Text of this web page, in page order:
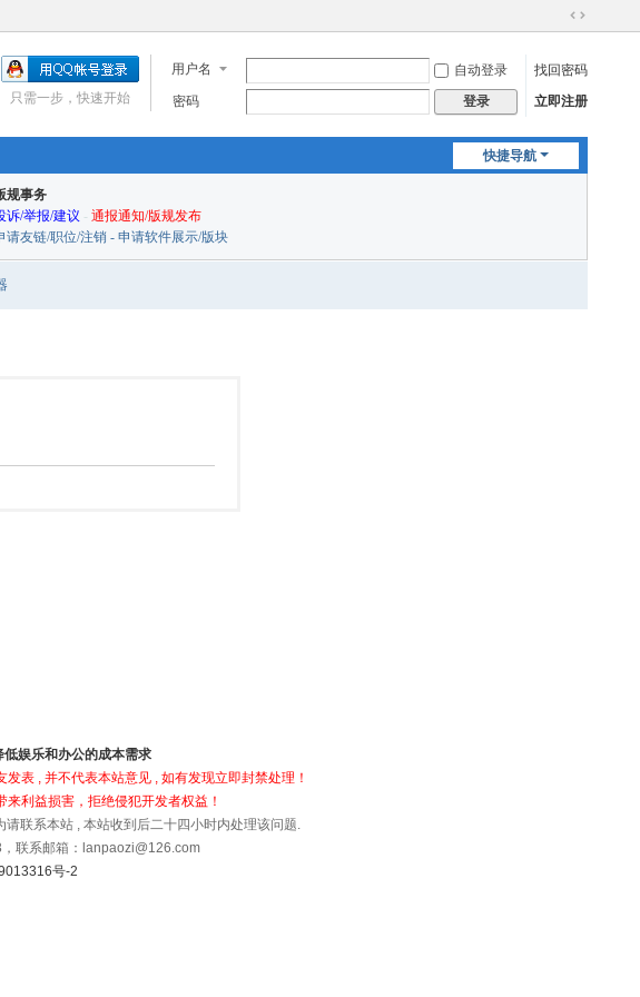
切
到
宽
用户名 自动登录
找回密码
密码
登录 立即注册
只需一步，快速开始
快捷导航
规事务
诉/举报/建议 - 通报通知/版规发布
请友链/职位/注销 - 申请软件展示/版块
娱乐和办公的成本需求
表 , 并不代表本站意见 , 如有发现立即封禁处理！
利益损害，拒绝侵犯开发者权益！
联系本站 , 本站收到后二十四小时内处理该问题.
联系邮箱：lanpaozi@126.com
号-2